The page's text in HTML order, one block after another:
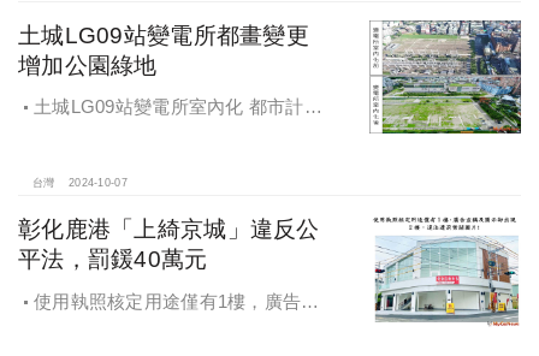
土城LG09站變電所都畫變更
增加公園綠地
土城LG09站變電所室內化 都市計畫
台灣 2024-10-07
彰化鹿港「上綺京城」違反公
平法，罰鍰40萬元
使用執照核定用途僅有1樓，廣告宣